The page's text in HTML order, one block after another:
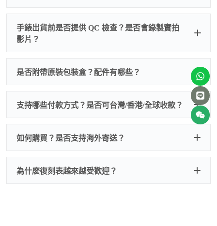
為事故，免費維修三年
人為事故我們只收更換配件
的費用，配件很便宜，大多數兩位數，貴一點也就一
手錶出貨前是否提供 QC 檢查？是否會錄製實拍
影片？
QC 品
質檢查
度、錶帶等部位是否完好無瑕、貼合緊密。
是否有異音，再根據款式進行上弦與功能測試。
是否附帶原裝包裝盒？配件有哪些？
我們默認會提供普通盒子，如果需要原裝盒子可
以找我們搭配，選擇原裝盒子附屬配件：原裝盒
子、仿製發票、證書、禮袋等和原裝一致配件。
如是鋼帶手錶會贈送拆錶帶工具。
注：部分原裝盒子需要加錢購買，價格也不貴。
支持哪些付款方式？是否可台灣/香港/全球收款？
交易方式
如何購買？是否支持海外寄送？
為什麽復刻表越來越受歡迎？